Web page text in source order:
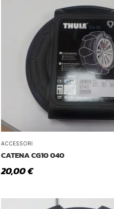
ACCESSORI
CATENA CG10 040
20,00€